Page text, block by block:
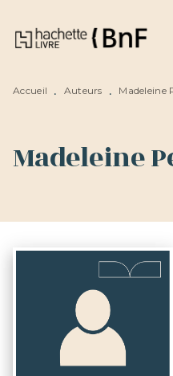
MENU
Accueil • Auteurs • Madeleine
Madeleine